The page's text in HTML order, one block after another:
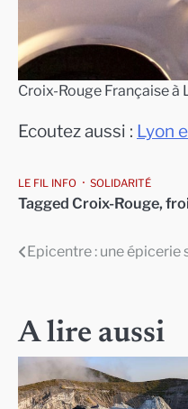
Croix-Rouge Française à
Ecoutez aussi : Lyon
LE FIL INFO SOLIDARITÉ
Tagged Croix-Rouge,
Navigation
l’article
Epicentre : une épicerie
A lire aussi